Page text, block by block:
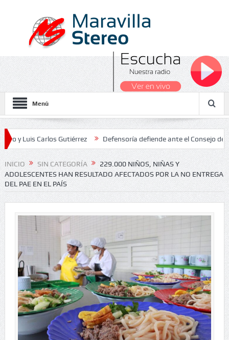
Menú
Carlos Gutiérrez Defensoría defiende ante el Consejo de Estado
2026
INICIO SIN CATEGORÍA
229.000 NIÑOS, NIÑAS Y
ADOLESCENTES HAN RESULTADO AFECTADOS POR LA NO ENTREGA
DEL PAE EN EL PAÍS